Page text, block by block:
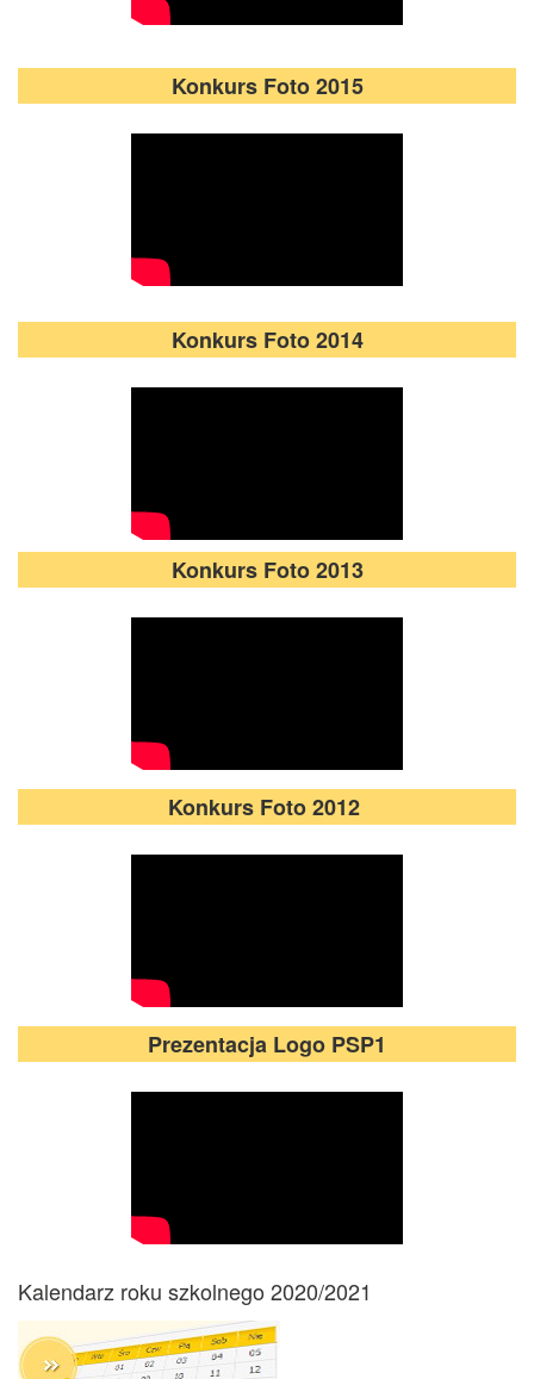
Konkurs Foto 2015
Konkurs Foto 2014
Konkurs Foto 2013
Konkurs Foto 2012
Prezentacja Logo PSP1
Kalendarz roku szkolnego 2020/2021